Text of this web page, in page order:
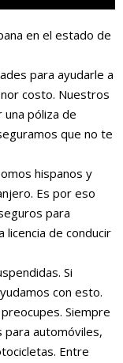
en el estado de
para ayudarle a
costo. Nuestros
póliza de
que no te
hispanos y
Es por eso
para
licencia de conducir
Si
con esto.
Siempre
para automóviles,
Entre